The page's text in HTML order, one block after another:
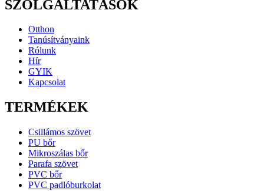
SZOLGÁLTATÁSOK
Otthon
Tanúsítványaink
Rólunk
Hír
GYIK
Kapcsolat
TERMÉKEK
Csillámos szövet
PU bőr
Mikroszálas bőr
Parafa szövet
PVC bőr
PVC padlóburkolat